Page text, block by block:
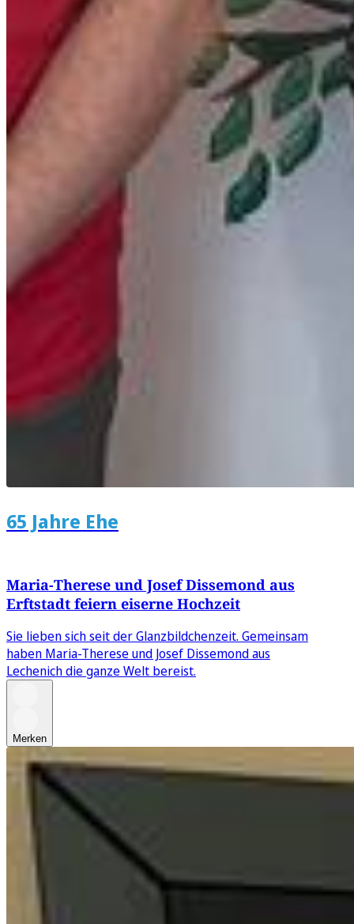
65 Jahre Ehe
Maria-Therese und Josef Dissemond aus
Erftstadt feiern eiserne Hochzeit
Sie lieben sich seit der Glanzbildchenzeit. Gemeinsam
haben Maria-Therese und Josef Dissemond aus
Lechenich die ganze Welt bereist.
Merken